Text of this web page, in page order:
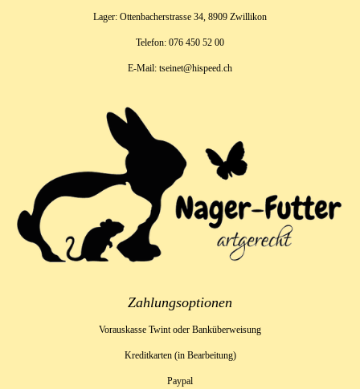
Lager: Ottenbacherstrasse 34, 8909 Zwillikon
Telefon: 076 450 52 00
E-Mail: tseinet@hispeed.ch
Zahlungsoptionen
Vorauskasse Twint oder Banküberweisung
Kreditkarten (in Bearbeitung)
Paypal